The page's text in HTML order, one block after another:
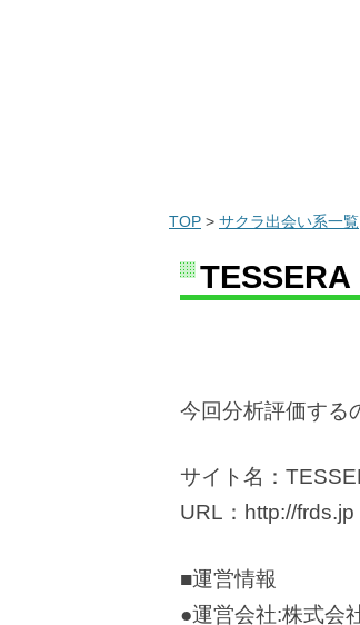
TOP > サクラ出会い系一覧
今回分析評価する
サイト名：
URL：http://frds.jp
■運営情報
●運営会社:株式会